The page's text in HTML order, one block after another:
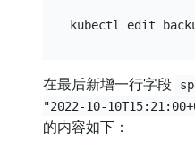
在最后新增一行字段
"2022-10-
的内容如下：